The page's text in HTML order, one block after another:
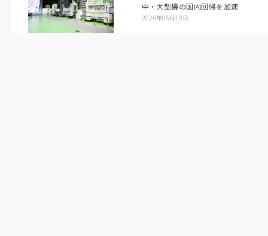
中・大型機の国内回帰を加速
2026年05月19日